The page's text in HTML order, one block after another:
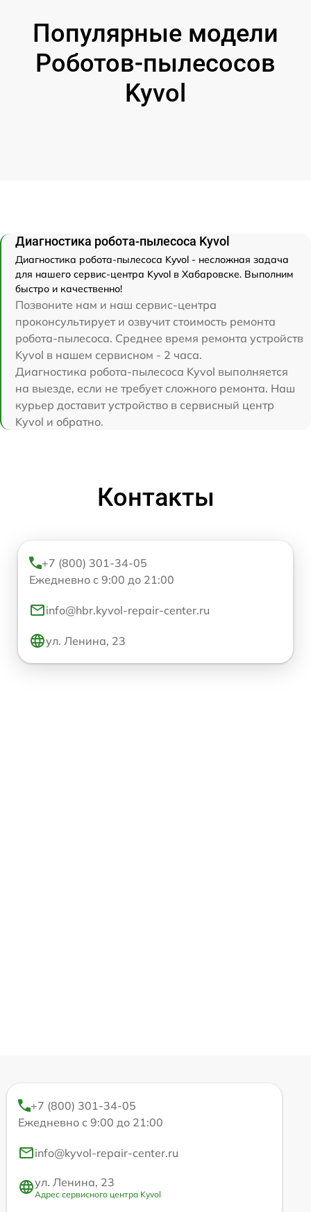
Популярные модели
Роботов-пылесосов
Kyvol
Диагностика робота-пылесоса Kyvol
Диагностика робота-пылесоса Kyvol - несложная задача
для нашего сервис-центра Kyvol в Хабаровске. Выполним
быстро и качественно!
Позвоните нам и наш сервис-центра
проконсультирует и озвучит стоимость ремонта
робота-пылесоса. Среднее время ремонта устройств
Kyvol в нашем сервисном - 2 часа.
Диагностика робота-пылесоса Kyvol выполняется
на выезде, если не требует сложного ремонта. Наш
курьер доставит устройство в сервисный центр
Kyvol и обратно.
Контакты
+7 (800) 301-34-05
Ежедневно с 9:00 до 21:00
info@hbr.kyvol-repair-center.ru
ул. Ленина, 23
+7 (800) 301-34-05
Ежедневно с 9:00 до 21:00
info@kyvol-repair-center.ru
ул. Ленина, 23
Адрес сервисного центра Kyvol